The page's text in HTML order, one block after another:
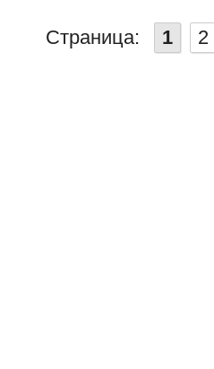
Страница: 1 2